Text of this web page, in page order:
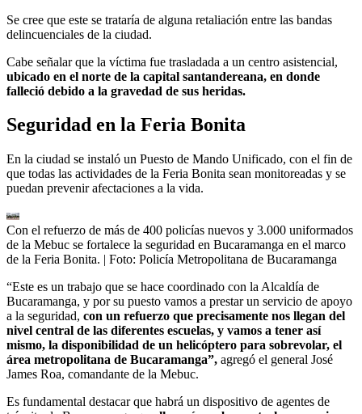
Se cree que este se trataría de alguna retaliación entre las bandas
delincuenciales de la ciudad.
Cabe señalar que la víctima fue trasladada a un centro asistencial,
ubicado en el norte de la capital santandereana, en donde
falleció debido a la gravedad de sus heridas.
Seguridad en la Feria Bonita
En la ciudad se instaló un Puesto de Mando Unificado, con el fin de
que todas las actividades de la Feria Bonita sean monitoreadas y se
puedan prevenir afectaciones a la vida.
Con el refuerzo de más de 400 policías nuevos y 3.000 uniformados
de la Mebuc se fortalece la seguridad en Bucaramanga en el marco
de la Feria Bonita. | Foto: Policía Metropolitana de Bucaramanga
“Este es un trabajo que se hace coordinado con la Alcaldía de
Bucaramanga, y por su puesto vamos a prestar un servicio de apoyo
a la seguridad, con un refuerzo que precisamente nos llegan del
nivel central de las diferentes escuelas, y vamos a tener así
mismo, la disponibilidad de un helicóptero para sobrevolar, el
área metropolitana de Bucaramanga”, agregó el general José
James Roa, comandante de la Mebuc.
Es fundamental destacar que habrá un dispositivo de agentes de